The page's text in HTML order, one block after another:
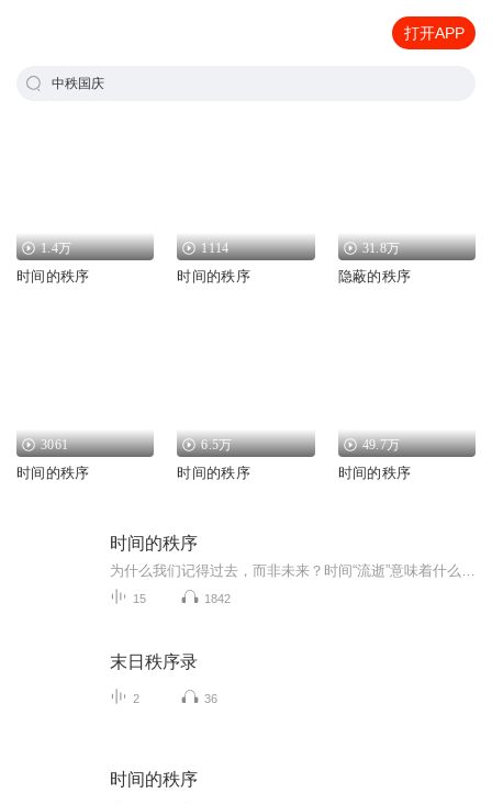
打开APP
中秩国庆
1.4万
时间的秩序
1114
时间的秩序
31.8万
隐蔽的秩序
3061
时间的秩序
6.5万
时间的秩序
49.7万
时间的秩序
时间的秩序
15 1842
末日秩序录
2 36
时间的秩序